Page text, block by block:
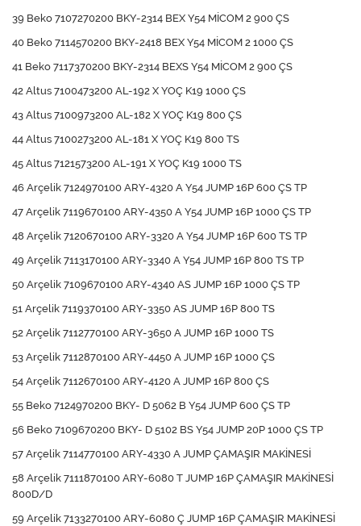
39 Beko 7107270200 BKY-2314 BEX Y54 MİCOM 2 900 ÇS
40 Beko 7114570200 BKY-2418 BEX Y54 MİCOM 2 1000 ÇS
41 Beko 7117370200 BKY-2314 BEXS Y54 MİCOM 2 900 ÇS
42 Altus 7100473200 AL-192 X YOÇ K19 1000 ÇS
43 Altus 7100973200 AL-182 X YOÇ K19 800 ÇS
44 Altus 7100273200 AL-181 X YOÇ K19 800 TS
45 Altus 7121573200 AL-191 X YOÇ K19 1000 TS
46 Arçelik 7124970100 ARY-4320 A Y54 JUMP 16P 600 ÇS TP
47 Arçelik 7119670100 ARY-4350 A Y54 JUMP 16P 1000 ÇS TP
48 Arçelik 7120670100 ARY-3320 A Y54 JUMP 16P 600 TS TP
49 Arçelik 7113170100 ARY-3340 A Y54 JUMP 16P 800 TS TP
50 Arçelik 7109670100 ARY-4340 AS JUMP 16P 1000 ÇS TP
51 Arçelik 7119370100 ARY-3350 AS JUMP 16P 800 TS
52 Arçelik 7112770100 ARY-3650 A JUMP 16P 1000 TS
53 Arçelik 7112870100 ARY-4450 A JUMP 16P 1000 ÇS
54 Arçelik 7112670100 ARY-4120 A JUMP 16P 800 ÇS
55 Beko 7124970200 BKY- D 5062 B Y54 JUMP 600 ÇS TP
56 Beko 7109670200 BKY- D 5102 BS Y54 JUMP 20P 1000 ÇS TP
57 Arçelik 7114770100 ARY-4330 A JUMP ÇAMAŞIR MAKİNESİ
58 Arçelik 7111870100 ARY-6080 T JUMP 16P ÇAMAŞIR MAKİNESİ
800D/D
59 Arçelik 7133270100 ARY-6080 Ç JUMP 16P ÇAMAŞIR MAKİNESİ